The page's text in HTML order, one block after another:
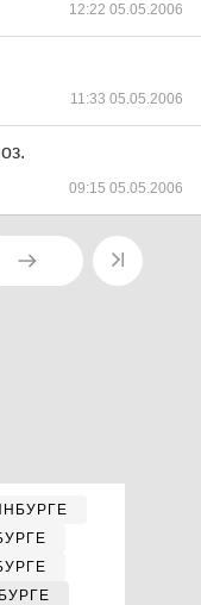
12:22 05.05.2006
11:33 05.05.2006
09:15 05.05.2006